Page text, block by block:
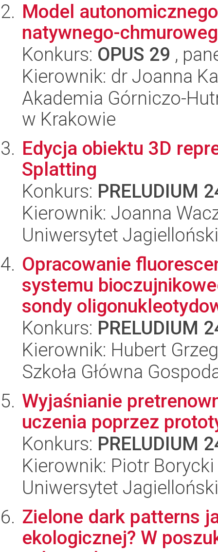
Model
natywnego-
Konkurs: OPUS 29 ,
Kierownik: dr Joanna
Akademia Górniczo-
w Krakowie
Edycja obiektu 3D
Splatting
Konkurs: PRELUDIUM
Kierownik: Joanna
Uniwersytet Jagielloński
Opracowanie
systemu
sondy
Konkurs: PRELUDIUM
Kierownik: Hubert
Szkoła Główna
Wyjaśnianie
uczenia poprzez
Konkurs: PRELUDIUM
Kierownik: Piotr Borycki
Uniwersytet Jagielloński
Zielone dark patterns
ekologicznej? W